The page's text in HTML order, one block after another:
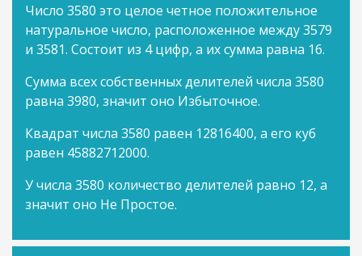
Число 3580 это целое четное положительное
натуральное число, расположенное между 3579
и 3581. Состоит из 4 цифр, а их сумма равна 16.
Сумма всех собственных делителей числа 3580
равна 3980, значит оно Избыточное.
Квадрат числа 3580 равен 12816400, а его куб
равен 45882712000.
У числа 3580 количество делителей равно 12, а
значит оно Не Простое.